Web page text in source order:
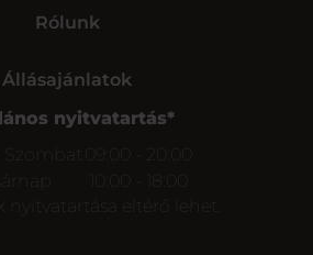
Rólunk
Állásajánlatok
nyitvatartás*
Szombat
nyitvatartása eltérő lehet.